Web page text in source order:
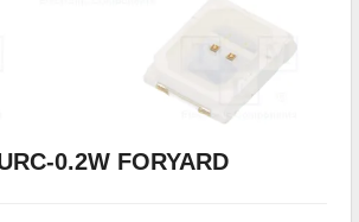
0.2W FORYARD